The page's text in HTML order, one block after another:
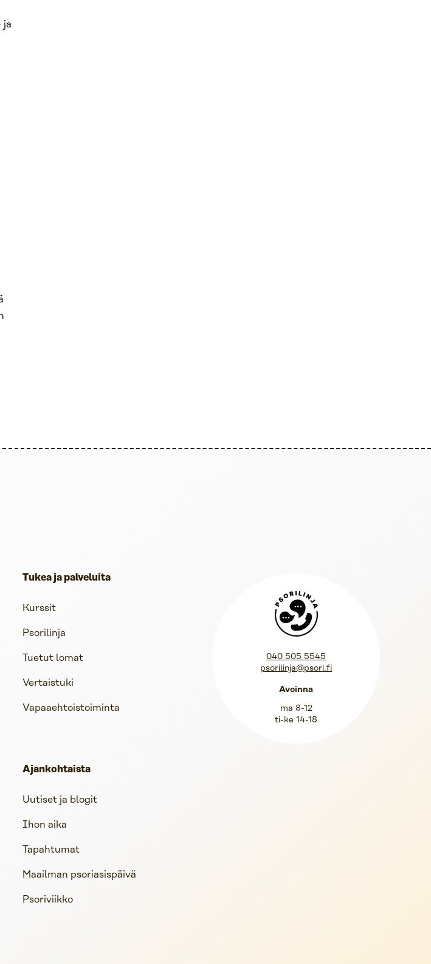
ja
Tukea ja palveluita
Kurssit
Psorilinja
Tuetut lomat
Vertaistuki
Vapaaehtoistoiminta
Ajankohtaista
Uutiset ja blogit
Ihon aika
Tapahtumat
Maailman psoriasispäivä
Psoriviikko
Psorilinja
040 505 5545
psorilinja@psori.fi
Avoinna
ma 8-12
ti-ke 14-18